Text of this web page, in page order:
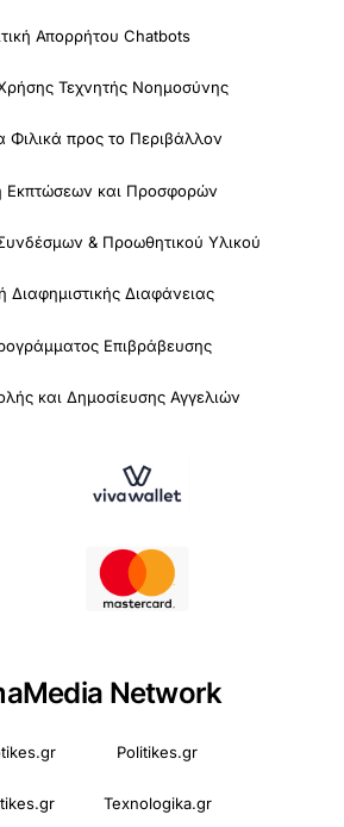
Απορρήτου Chatbots
Τεχνητής Νοημοσύνης
Φιλικά προς το Περιβάλλον
Εκπτώσεων και Προσφορών
& Προωθητικού Υλικού
Διαφημιστικής Διαφάνειας
Επιβράβευσης
και Δημοσίευσης Αγγελιών
Network
Politikes.gr
Texnologika.gr